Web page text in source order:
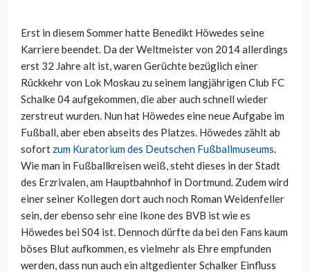
Erst in diesem Sommer hatte Benedikt Höwedes seine
Karriere beendet. Da der Weltmeister von 2014 allerdings
erst 32 Jahre alt ist, waren Gerüchte bezüglich einer
Rückkehr von Lok Moskau zu seinem langjährigen Club FC
Schalke 04 aufgekommen, die aber auch schnell wieder
zerstreut wurden. Nun hat Höwedes eine neue Aufgabe im
Fußball, aber eben abseits des Platzes. Höwedes zählt ab
sofort zum Kuratorium des Deutschen Fußballmuseums.
Wie man in Fußballkreisen weiß, steht dieses in der Stadt
des Erzrivalen, am Hauptbahnhof in Dortmund. Zudem wird
einer seiner Kollegen dort auch noch Roman Weidenfeller
sein, der ebenso sehr eine Ikone des BVB ist wie es
Höwedes bei S04 ist. Dennoch dürfte da bei den Fans kaum
böses Blut aufkommen, es vielmehr als Ehre empfunden
werden, dass nun auch ein altgedienter Schalker Einfluss